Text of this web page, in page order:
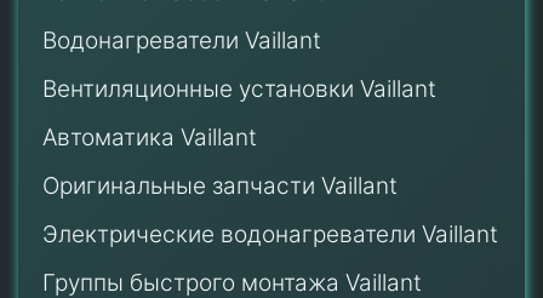
Водонагреватели Vaillant
Вентиляционные установки Vaillant
Автоматика Vaillant
Оригинальные запчасти Vaillant
Электрические водонагреватели Vaillant
Группы быстрого монтажа Vaillant